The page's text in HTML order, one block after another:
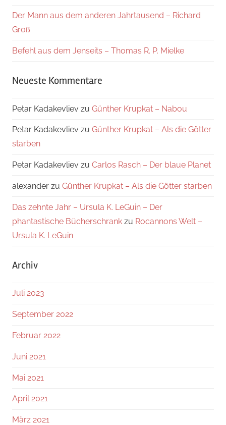
Der Mann aus dem anderen Jahrtausend – Richard
Groß
Befehl aus dem Jenseits – Thomas R. P. Mielke
Neueste Kommentare
Petar Kadakevliev zu Günther Krupkat – Nabou
Petar Kadakevliev zu Günther Krupkat – Als die Götter
starben
Petar Kadakevliev zu Carlos Rasch – Der blaue Planet
alexander zu Günther Krupkat – Als die Götter starben
Das zehnte Jahr – Ursula K. LeGuin – Der
phantastische Bücherschrank zu Rocannons Welt –
Ursula K. LeGuin
Archiv
Juli 2023
September 2022
Februar 2022
Juni 2021
Mai 2021
April 2021
März 2021